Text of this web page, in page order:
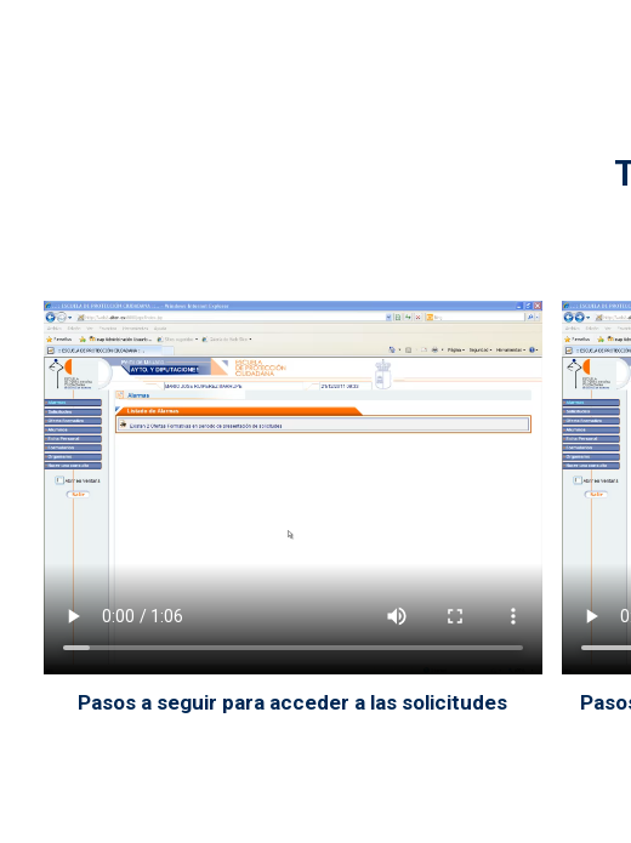
Archivo de vídeo
Pasos a seguir para acceder a las solicitudes